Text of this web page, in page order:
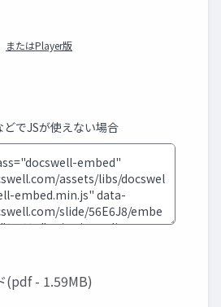
またはPlayer版
どでJSが使えない場合
(pdf - 1.59MB)